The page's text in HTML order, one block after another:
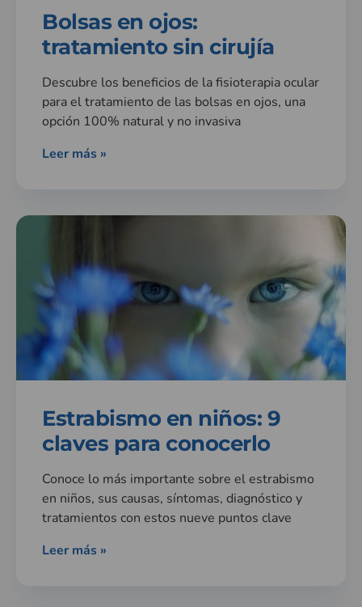
Bolsas en ojos:
tratamiento sin cirujía
Descubre los beneficios de la fisioterapia ocular
para el tratamiento de las bolsas en ojos, una
opción 100% natural y no invasiva
Leer más »
Estrabismo en niños: 9
claves para conocerlo
Conoce lo más importante sobre el estrabismo
en niños, sus causas, síntomas, diagnóstico y
tratamientos con estos nueve puntos clave
Leer más »